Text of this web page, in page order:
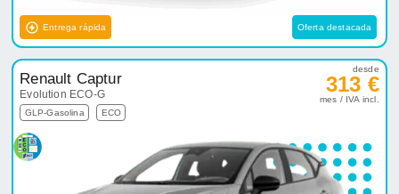
Entrega rápida Oferta destacada
Renault Captur
Evolution ECO-G
GLP-Gasolina ECO
desde
313 €
mes / IVA incl.